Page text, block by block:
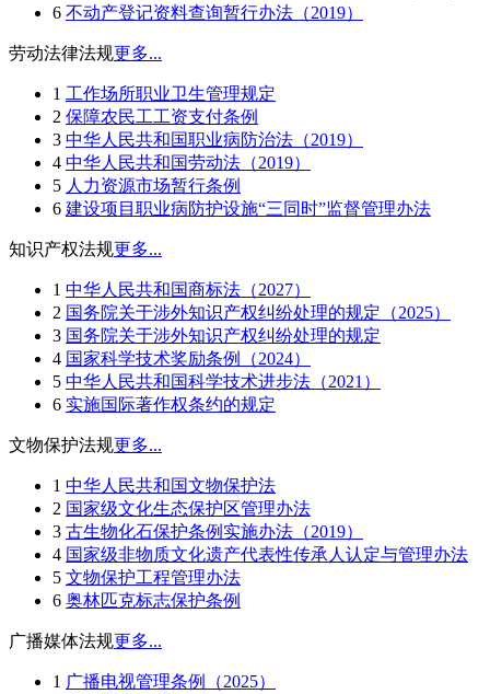
6 不动产登记资料查询暂行办法（2019）
劳动法律法规更多...
1 工作场所职业卫生管理规定
2 保障农民工工资支付条例
3 中华人民共和国职业病防治法（2019）
4 中华人民共和国劳动法（2019）
5 人力资源市场暂行条例
6 建设项目职业病防护设施“三同时”监督管理办法
知识产权法规更多...
1 中华人民共和国商标法（2027）
2 国务院关于涉外知识产权纠纷处理的规定（2025）
3 国务院关于涉外知识产权纠纷处理的规定
4 国家科学技术奖励条例（2024）
5 中华人民共和国科学技术进步法（2021）
6 实施国际著作权条约的规定
文物保护法规更多...
1 中华人民共和国文物保护法
2 国家级文化生态保护区管理办法
3 古生物化石保护条例实施办法（2019）
4 国家级非物质文化遗产代表性传承人认定与管理办法
5 文物保护工程管理办法
6 奥林匹克标志保护条例
广播媒体法规更多...
1 广播电视管理条例（2025）